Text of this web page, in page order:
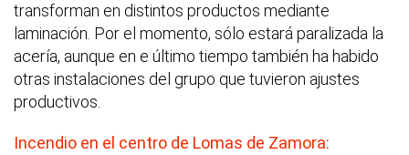
transforman en distintos productos mediante
laminación. Por el momento, sólo estará paralizada la
acería, aunque en e último tiempo también ha habido
otras instalaciones del grupo que tuvieron ajustes
productivos.
Incendio en el centro de Lomas de Zamora: